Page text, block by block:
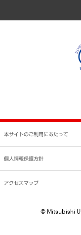
個人情報保護方針
反社会的勢力に対する基本方
書面による個人情報の開示
本サイトのご利用にあたって
個人情報保護方針
アクセスマップ
© Mitsubishi